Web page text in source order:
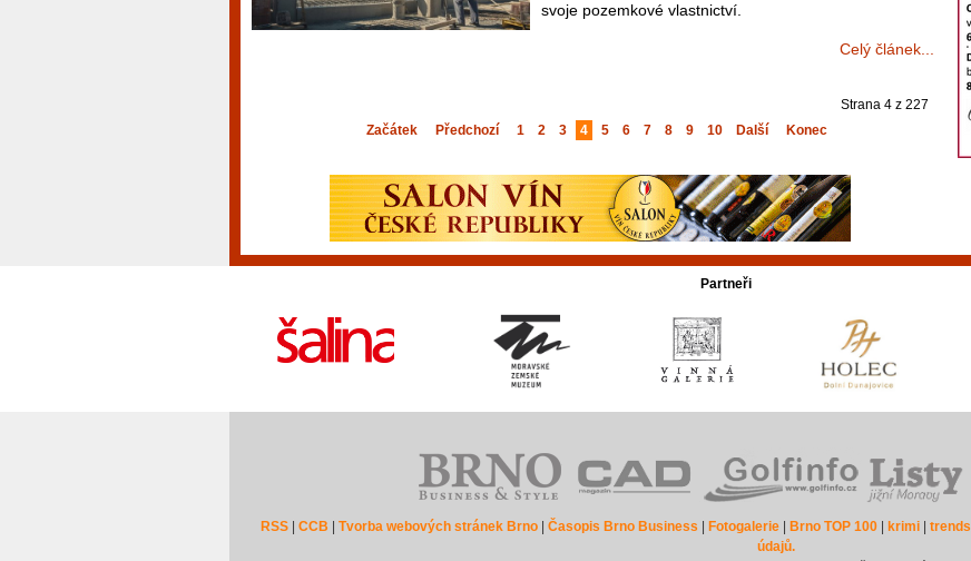
svoje pozemkové vlastnictví.
Celý článek...
Strana 4 z 227
Začátek
Předchozí 1 2 3 4 5 6 7 8 9 10 Další Konec
Partneři
RSS| CCB Tvorba webových stránek Brno| Časopis Brno Business Fotogalerie| Brno TOP 100| krimi| trends
údajů.